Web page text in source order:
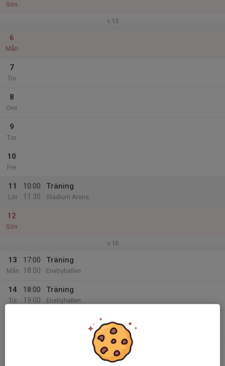
Sön
v.15
6
Mån
7
Tis
8
Ons
9
Tor
10
Fre
11
Lör
10:00
11:30
Träning
Stadium Arena
12
Sön
v.16
13
Mån
17:00
18:00
Träning
Enebyhallen
14
Tis
18:00
19:00
Träning
Enebyhallen